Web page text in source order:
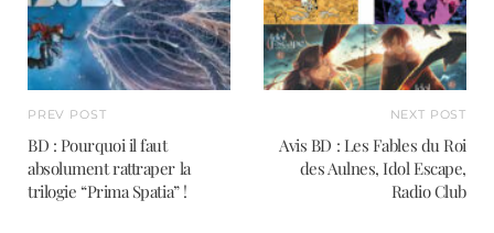
PREV POST
BD : Pourquoi il faut
absolument rattraper la
trilogie “Prima Spatia” !
NEXT POST
Avis BD : Les Fables du Roi
des Aulnes, Idol Escape,
Radio Club